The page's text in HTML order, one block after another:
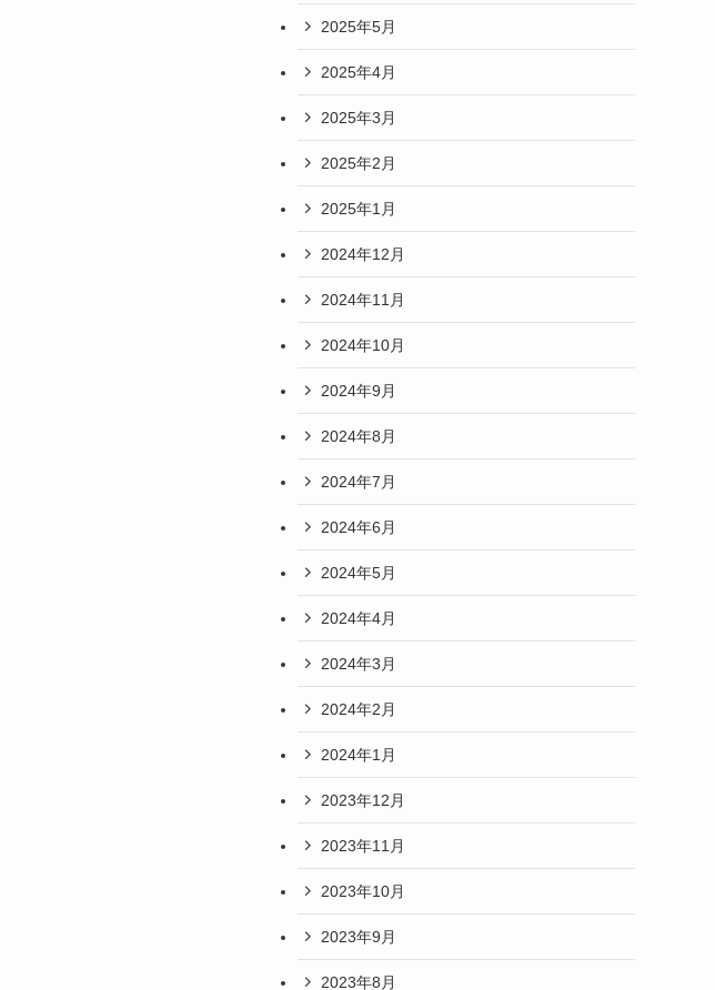
2025年5月
2025年4月
2025年3月
2025年2月
2025年1月
2024年12月
2024年11月
2024年10月
2024年9月
2024年8月
2024年7月
2024年6月
2024年5月
2024年4月
2024年3月
2024年2月
2024年1月
2023年12月
2023年11月
2023年10月
2023年9月
2023年8月